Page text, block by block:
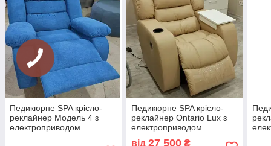
Педикюрне SPA крісло-
реклайнер Модель 4 з
електроприводом
Педикюрне SPA крісло-
реклайнер Ontario Lux з
електроприводом
від 27 500₴